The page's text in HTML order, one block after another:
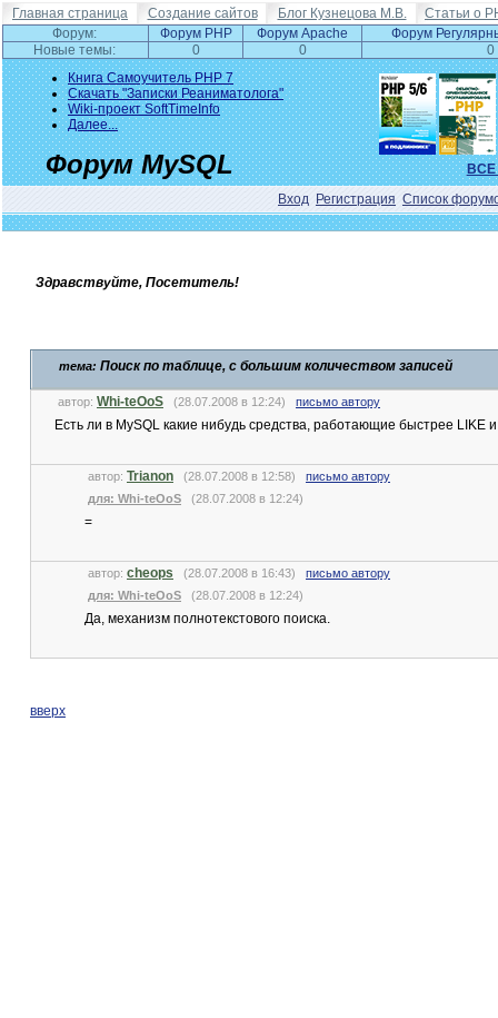
Главная страница Создание сайтов Блог Кузнецова М.В.
Статьи о
Форум:
Форум PHP Форум Apache
Форум
Новые темы:
0 0
0
Книга Самоучитель PHP 7
Скачать "Записки Реаниматолога"
Wiki-проект SoftTimeInfo
Далее...
ВСЕ
Форум MySQL
Вход Регистрация Список
Здравствуйте, Посетитель!
тема: Поиск по таблице, с большим количеством записей
автор: Whi-teOoS (28.07.2008 в 12:24) письмо автору
Есть ли в MySQL какие нибудь средства, работающие быстрее LIKE
автор: Trianon (28.07.2008 в 12:58) письмо автору
для: Whi-teOoS (28.07.2008 в 12:24)
=
автор: cheops (28.07.2008 в 16:43) письмо автору
для: Whi-teOoS (28.07.2008 в 12:24)
Да, механизм полнотекстового поиска.
вверх